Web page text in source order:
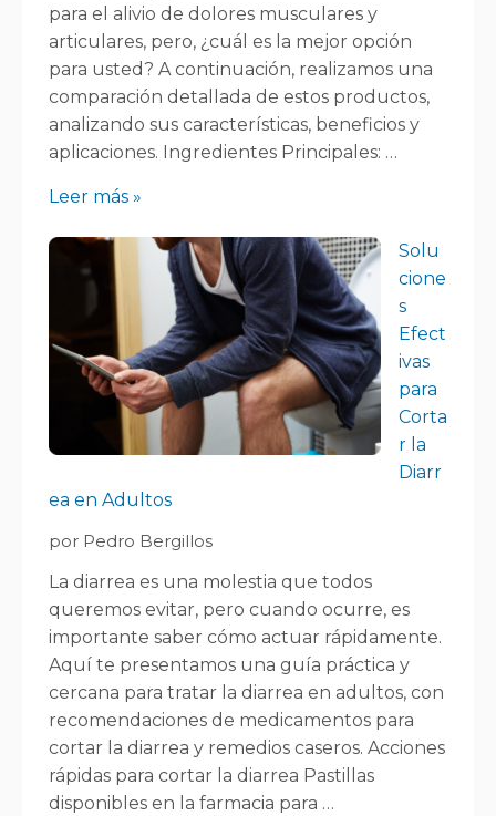
para el alivio de dolores musculares y
articulares, pero, ¿cuál es la mejor opción
para usted? A continuación, realizamos una
comparación detallada de estos productos,
analizando sus características, beneficios y
aplicaciones. Ingredientes Principales: …
Leer más »
Solu
cione
s
Efect
ivas
para
Corta
r la
Diarr
ea en Adultos
por Pedro Bergillos
La diarrea es una molestia que todos
queremos evitar, pero cuando ocurre, es
importante saber cómo actuar rápidamente.
Aquí te presentamos una guía práctica y
cercana para tratar la diarrea en adultos, con
recomendaciones de medicamentos para
cortar la diarrea y remedios caseros. Acciones
rápidas para cortar la diarrea Pastillas
disponibles en la farmacia para …